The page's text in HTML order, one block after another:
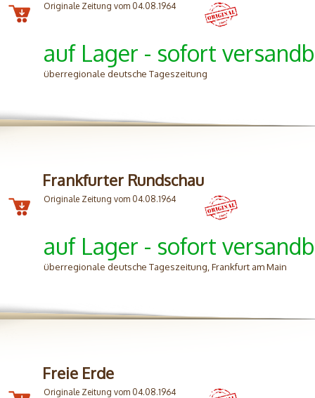
Originale Zeitung vom 04.08.1964
auf Lager - sofort
überregionale deutsche Tageszeitung
Frankfurter Rundschau
Originale Zeitung vom 04.08.1964
auf Lager - sofort
überregionale deutsche Tageszeitung, Frankfurt am Main
Freie Erde
Originale Zeitung vom 04.08.1964